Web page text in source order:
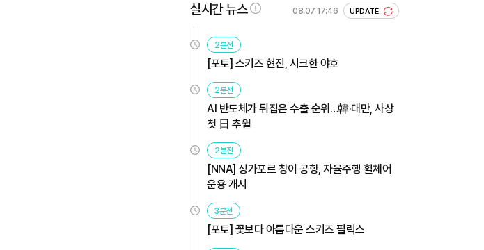
실시간 뉴스 08.07 17:46 UPDATE
2분전
[포토] 스키즈 현진, 시크한 야호
2분전
AI 반도체가 뒤집은 수출 순위…韓·대만, 사상
첫 日 추월
2분전
[NNA] 싱가포르 창이 공항, 자율주행 휠체어
운용 개시
3분전
[포토] 꽃보다 아름다운 스키즈 필릭스